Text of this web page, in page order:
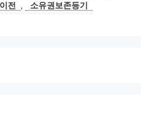
전 , 소유권보존등기